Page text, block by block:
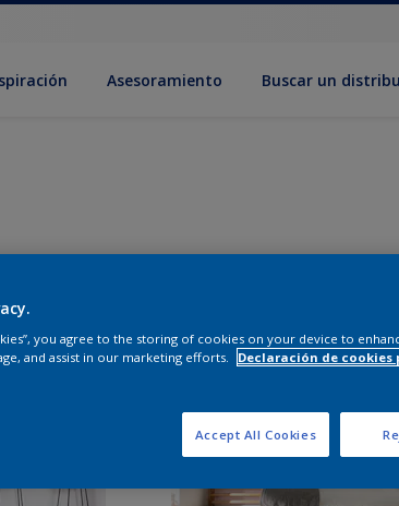
Asesoramiento Buscar un
you agree to the storing of cookies on your device to
and assist in our marketing efforts.
Declaración de cookies
Accept All Cookies